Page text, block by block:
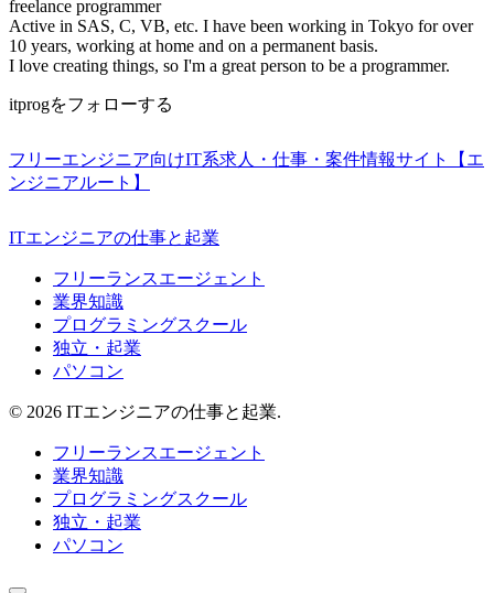
freelance programmer
Active in SAS, C, VB, etc. I have been working in Tokyo for over
10 years, working at home and on a permanent basis.
I love creating things, so I'm a great person to be a programmer.
itprogをフォローする
フリーエンジニア向けIT系求人・仕事・案件情報サイト【エ
ンジニアルート】
ITエンジニアの仕事と起業
フリーランスエージェント
業界知識
プログラミングスクール
独立・起業
パソコン
© 2026 ITエンジニアの仕事と起業.
フリーランスエージェント
業界知識
プログラミングスクール
独立・起業
パソコン